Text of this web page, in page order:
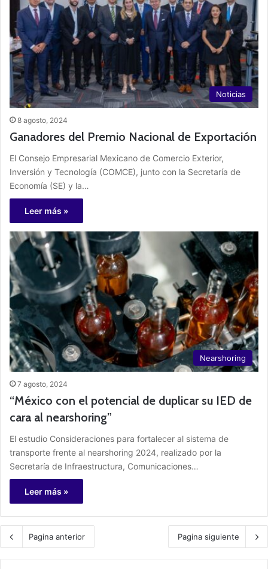
Noticias
8 agosto, 2024
Ganadores del Premio Nacional de Exportación
El Consejo Empresarial Mexicano de Comercio Exterior,
Inversión y Tecnología (COMCE), junto con la Secretaría de
Economía (SE) y la…
Leer más »
Nearshoring
7 agosto, 2024
“México con el potencial de duplicar su IED de
cara al nearshoring”
El estudio Consideraciones para fortalecer al sistema de
transporte frente al nearshoring 2024, realizado por la
Secretaría de Infraestructura, Comunicaciones…
Leer más »
Pagina anterior Pagina siguiente